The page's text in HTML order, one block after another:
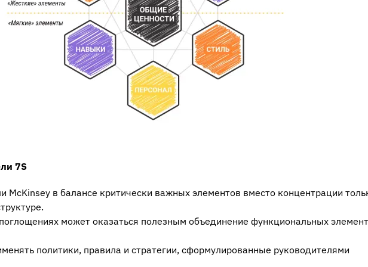
7S
McKinsey в балансе критически важных элементов вместо концентрации
может оказаться полезным объединение функциональных
политики, правила и стратегии, сформулированные руководителями